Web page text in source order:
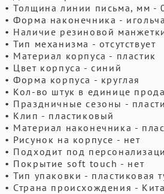
• Толщина линии письма, мм -
• Форма наконечника -
• Наличие резиновой
• Тип механизма - отсутствует
• Материал корпуса - пластик
• Цвет корпуса - синий
• Форма корпуса - круглая
• Кол-во штук в единице
• Праздничные сезоны -
• Клип - пластиковый
• Материал наконечника -
• Рисунок на корпусе - нет
• Подходит под
• Покрытие soft touch - нет
• Тип упаковки - пластиковая
• Страна происхождения -